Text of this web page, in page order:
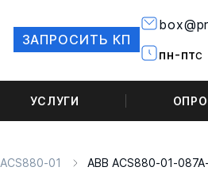
ЗАПРОСИТЬ КП
пн-птс
УСЛУГИ
ACS880-01 ABB ACS880-01-